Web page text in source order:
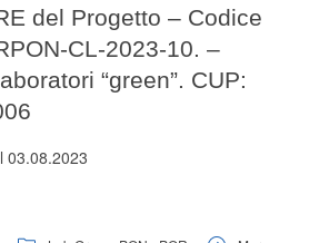
del Progetto – Codice
CL-2023-10. –
“green”. CUP:
03.08.2023